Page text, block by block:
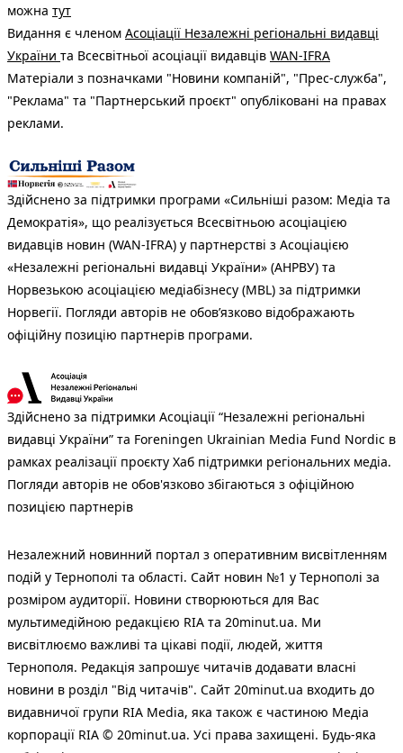
можна тут
Видання є членом Асоціації Незалежні регіональні видавці
України та Всесвітньої асоціації видавців WAN-IFRA
Матеріали з позначками "Новини компаній", "Прес-служба",
"Реклама" та "Партнерський проєкт" опубліковані на правах
реклами.
Здійснено за підтримки програми «Сильніші разом: Медіа та
Демократія», що реалізується Всесвітньою асоціацією
видавців новин (WAN-IFRA) у партнерстві з Асоціацією
«Незалежні регіональні видавці України» (АНРВУ) та
Норвезькою асоціацією медіабізнесу (MBL) за підтримки
Норвегії. Погляди авторів не обов’язково відображають
офіційну позицію партнерів програми.
Здійснено за підтримки Асоціації “Незалежні регіональні
видавці України” та Foreningen Ukrainian Media Fund Nordic в
рамках реалізації проєкту Хаб підтримки регіональних медіа.
Погляди авторів не обов'язково збігаються з офіційною
позицією партнерів
Незалежний новинний портал з оперативним висвітленням
подій у Тернополі та області. Сайт новин №1 у Тернополі за
розміром аудиторії. Новини створюються для Вас
мультимедійною редакцією RIA та 20minut.ua. Ми
висвітлюємо важливі та цікаві події, людей, життя
Тернополя. Редакція запрошує читачів додавати власні
новини в розділ "Від читачів". Сайт 20minut.ua входить до
видавничої групи RIA Media, яка також є частиною Медіа
корпорації RIA © 20minut.ua. Усі права захищені. Будь-яка